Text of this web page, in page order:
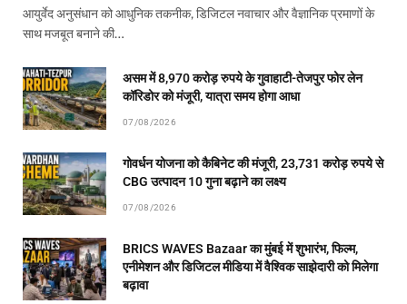
आयुर्वेद अनुसंधान को आधुनिक तकनीक, डिजिटल नवाचार और वैज्ञानिक प्रमाणों के
साथ मजबूत बनाने की…
असम में 8,970 करोड़ रुपये के गुवाहाटी-तेजपुर फोर लेन
कॉरिडोर को मंजूरी, यात्रा समय होगा आधा
07/08/2026
गोवर्धन योजना को कैबिनेट की मंजूरी, 23,731 करोड़ रुपये से
CBG उत्पादन 10 गुना बढ़ाने का लक्ष्य
07/08/2026
BRICS WAVES Bazaar का मुंबई में शुभारंभ, फिल्म,
एनीमेशन और डिजिटल मीडिया में वैश्विक साझेदारी को मिलेगा
बढ़ावा